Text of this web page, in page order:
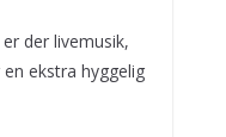
der livemusik,
ekstra hyggelig